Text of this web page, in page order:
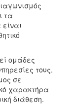
τα
ομάδες
τους.
σε
χαρακτήρα
διάθεση.